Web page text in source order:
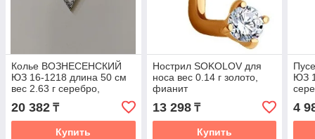
Колье ВОЗНЕСЕНСКИЙ
ЮЗ 16-1218 длина 50 см
вес 2.63 г серебро,
20 382 ₸
Купить
Нострил SOKOLOV для
носа вес 0.14 г золото,
фианит
13 298₸
Купить
ЮЗ
4